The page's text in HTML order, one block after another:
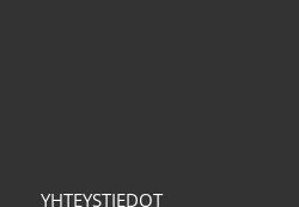
YHTEYSTIEDOT